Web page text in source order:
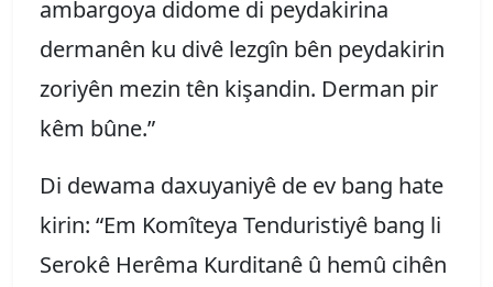
ambargoya didome di peydakirina
dermanên ku divê lezgîn bên peydakirin
zoriyên mezin tên kişandin. Derman pir
kêm bûne.”
Di dewama daxuyaniyê de ev bang hate
kirin: “Em Komîteya Tenduristiyê bang li
Serokê Herêma Kurditanê û hemû cihên